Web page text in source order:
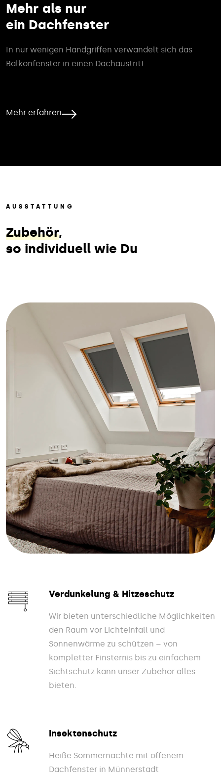
Mehr als nur
ein Dachfenster
In nur wenigen Handgriffen verwandelt sich das
Balkonfenster in einen Dachaustritt.
Mehr erfahren
AUSSTATTUNG
Zubehör,
so individuell wie Du
Verdunkelung & Hitzeschutz
Wir bieten unterschiedliche Möglichkeiten
den Raum vor Lichteinfall und
Sonnenwärme zu schützen – von
kompletter Finsternis bis zu einfachem
Sichtschutz kann unser Zubehör alles
bieten.
Insektenschutz
Heiße Sommernächte mit offenem
Dachfenster in Münnerstadt